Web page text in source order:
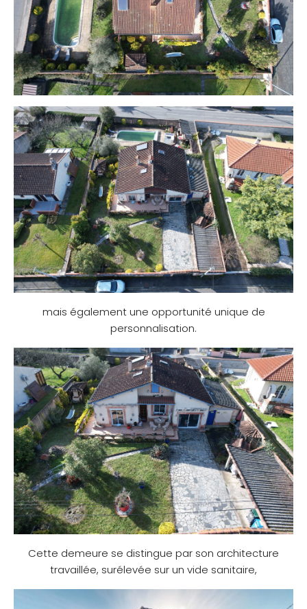
mais également une opportunité unique de
personnalisation.
Cette demeure se distingue par son architecture
travaillée, surélevée sur un vide sanitaire,